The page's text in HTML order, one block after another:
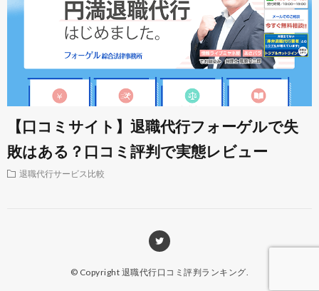
【口コミサイト】退職代行フォーゲルで失
敗はある？口コミ評判で実態レビュー
退職代行サービス比較
© Copyright 退職代行口コミ評判ランキング.